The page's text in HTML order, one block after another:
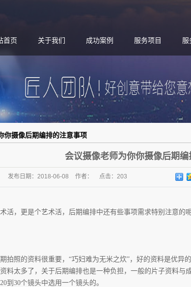
首页 关于我们 成功案例 服务项目 服
你摄像后期编排的注意事项
会议摄像老师为你你摄像后期
发布日期： 2018-06-08 作者： 点击： 203
活，更是个艺术活，后期编排中还有些事项需求特别注意的呢
拍照的资料很重要，“巧妇难为无米之炊”，好的资料是优异
料太多了，关于后期编排也是一种负担，一般的片子资料
到30个镜头中选用一个镜头的。